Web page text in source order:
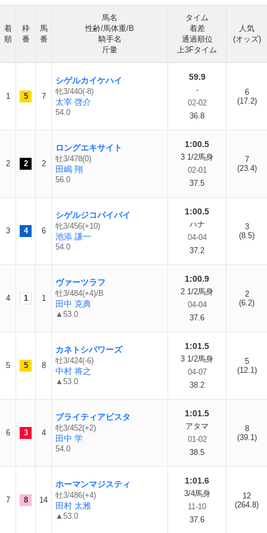
着
順
枠
番
馬
番
馬名
性齢/馬体重/B
騎手名
斤量
タイム
着差
通過順位
上3Fタイム
人気
(オッズ)
1 5 7
シゲルカイケハイ
牝3/440(-8)
太宰 啓介
54.0
59.9
-
02-02
36.8
6
(17.2)
2 2 2
ロングエキサイト
牡3/478(0)
田嶋 翔
56.0
1:00.5
3 1/2馬身
02-01
37.5
7
(23.4)
3 4 6
シゲルジコバイバイ
牝3/456(+10)
池添 謙一
54.0
1:00.5
ハナ
04-04
37.2
3
(8.5)
4 1 1
ヴァーツラフ
牡3/484(+4)/B
田中 克典
▲53.0
1:00.9
2 1/2馬身
04-04
37.6
2
(6.2)
5 5 8
カネトシパワーズ
牡3/424(-6)
中村 将之
▲53.0
1:01.5
3 1/2馬身
04-07
38.2
5
(12.1)
6 3 4
ブライティアビスタ
牝3/452(+2)
田中 学
54.0
1:01.5
アタマ
01-02
38.5
8
(39.1)
7 8 14
ホーマンマジスティ
牡3/486(+4)
田村 太雅
▲53.0
1:01.6
3/4馬身
11-10
37.6
12
(264.8)